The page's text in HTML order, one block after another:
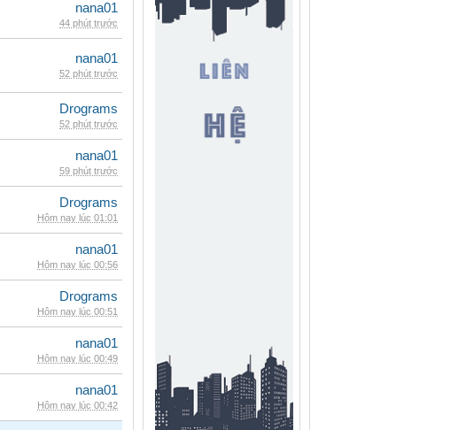
nana01
44 phút trước
nana01
52 phút trước
Drograms
52 phút trước
nana01
59 phút trước
Drograms
Hôm nay lúc 01:01
nana01
Hôm nay lúc 00:56
Drograms
Hôm nay lúc 00:51
nana01
Hôm nay lúc 00:49
nana01
Hôm nay lúc 00:42